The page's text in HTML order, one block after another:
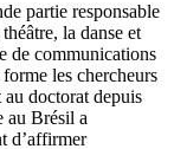
partie responsable
la danse et
de communications
les chercheurs
au doctorat depuis
au Brésil a
d’affirmer